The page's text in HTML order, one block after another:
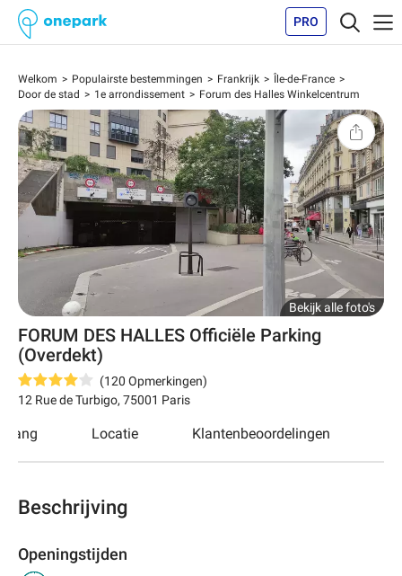
PRO
Welkom Populairste bestemmingen Frankrijk
Île-de-France
Door de stad
1e arrondissement Forum des Halles Winkelcentrum
Bekijk alle foto's
FORUM DES HALLES Officiële Parking
(Overdekt)
(120 Opmerkingen)
12 Rue de Turbigo, 75001 Paris
Locatie Klantenbeoordelingen
Beschrijving
Openingstijden